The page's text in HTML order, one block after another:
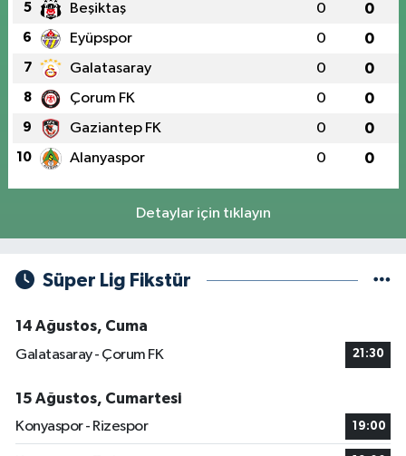
5 Beşiktaş 0 0
6 Eyüpspor 0 0
7 Galatasaray 0 0
8 Çorum FK 0 0
9 Gaziantep FK 0 0
10 Alanyaspor 0 0
Detaylar için tıklayın
Süper Lig Fikstür
14 Ağustos, Cuma
Galatasaray - Çorum FK
21:30
15 Ağustos, Cumartesi
Konyaspor - Rizespor
19:00